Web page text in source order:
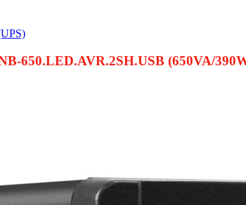
650.LED.AVR.2SH.USB (650VA/